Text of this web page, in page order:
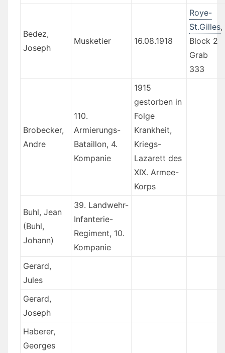
Bedez,
Joseph
Musketier 16.08.1918
Roye-
St.Gilles,
Block 2
Grab
333
Brobecker,
Andre
110.
Armierungs-
Bataillon, 4.
Kompanie
1915
gestorben in
Folge
Krankheit,
Kriegs-
Lazarett des
XIX. Armee-
Korps
Buhl, Jean
(Buhl,
Johann)
39. Landwehr-
Infanterie-
Regiment, 10.
Kompanie
Gerard,
Jules
Gerard,
Joseph
Haberer,
Georges